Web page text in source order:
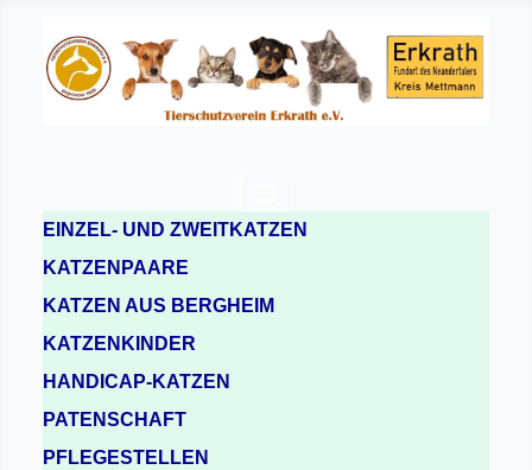
EINZEL- UND ZWEITKATZEN
KATZENPAARE
KATZEN AUS BERGHEIM
KATZENKINDER
HANDICAP-KATZEN
PATENSCHAFT
PFLEGESTELLEN